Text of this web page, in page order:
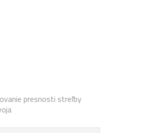
presnosti streľby